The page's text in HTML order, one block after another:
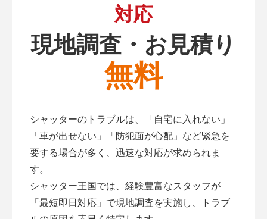
対応
現地調査・お見積り
無料
シャッターのトラブルは、「自宅に入れない」
「車が出せない」「防犯面が心配」など緊急を
要する場合が多く、迅速な対応が求められま
す。
シャッター王国では、経験豊富なスタッフが
「最短即日対応」で現地調査を実施し、トラブ